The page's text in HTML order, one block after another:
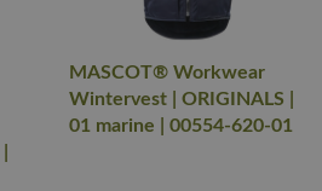
MASCOT® Workwear
Wintervest | ORIGINALS |
01 marine | 00554-620-01